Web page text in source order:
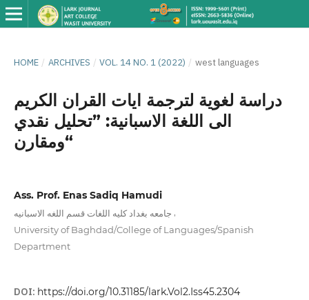
HOME / ARCHIVES / VOL. 14 NO. 1 (2022) / west languages
دراسة لغوية لترجمة ايات القران الكريم
الى اللغة الاسبانية: ”تحليل نقدي
ومقارن“
Ass. Prof. Enas Sadiq Hamudi
جامعه بغداد كليه اللغات قسم اللغه الاسبانيه
University of Baghdad/College of Languages/Spanish
Department
DOI: https://doi.org/10.31185/lark.Vol2.Iss45.2304